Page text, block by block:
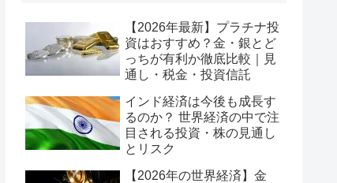
【2026年最新】プラチナ投
資はおすすめ？金・銀とど
っちが有利か徹底比較｜見
通し・税金・投資信託
インド経済は今後も成長す
るのか？ 世界経済の中で注
目される投資・株の見通し
とリスク
【2026年の世界経済】金